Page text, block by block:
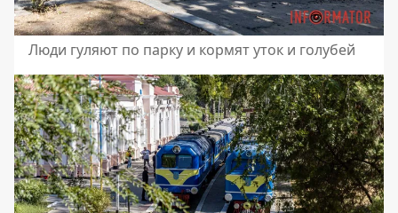
Люди гуляют по парку и кормят уток и голубей